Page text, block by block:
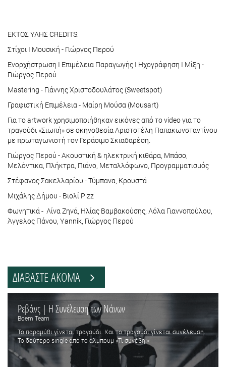
EΚΤΟΣ ΥΛΗΣ CREDITS:
Στίχοι Ι Μουσική - Γιώργος Περού
Ενορχήστρωση Ι Επιμέλεια Παραγωγής Ι Ηχογράφηση Ι Μίξη -
Γιώργος Περού
Mastering - Γιάννης Χριστοδουλάτος (Sweetspot)
Γραφιστική Επιμέλεια - Μαίρη Μούσα (Mousart)
Για το artwork χρησιμοποιήθηκαν εικόνες από το video για το
τραγούδι «Σιωπή» σε σκηνοθεσία Αριστοτέλη Παπακωνσταντίνου
με πρωταγωνιστή τον Γεράσιμο Σκιαδαρέση.
Γιώργος Περού - Ακουστική & ηλεκτρική κιθάρα, Μπάσο,
Μελόντικα, Πλήκτρα, Πιάνο, Μεταλλόφωνο, Προγραμματισμός
Στέφανος Σακελλαρίου - Τύμπανα, Κρουστά
Μιχάλης Δήμου - Βιολί Pizz
Φωνητικά - Λίνα Ζηνά, Ηλίας Βαμβακούσης, Λόλα Γιαννοπούλου,
Άγγελος Πάνου, Yannik, Γιώργος Περού
ΔΙΑΒΑΣΤΕ ΑΚΟΜΑ
Ρεβάνς | Η Συνέλευση των Νάνων
Boem Team
Το παραμύθι γίνεται τραγούδι. Και το τραγούδι γίνεται συνέλευση.
Το δεύτερο single από το άλμπουμ «Τι συνέβη;»